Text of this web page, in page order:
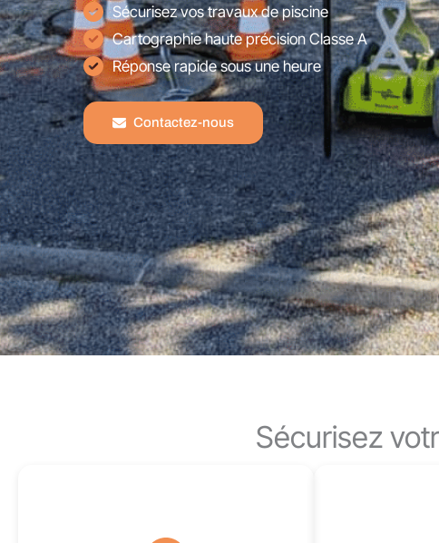
Sécurisez vos travaux de piscine
Cartographie haute précision Classe A
Réponse rapide sous une heure
Contactez-nous
Sécurisez